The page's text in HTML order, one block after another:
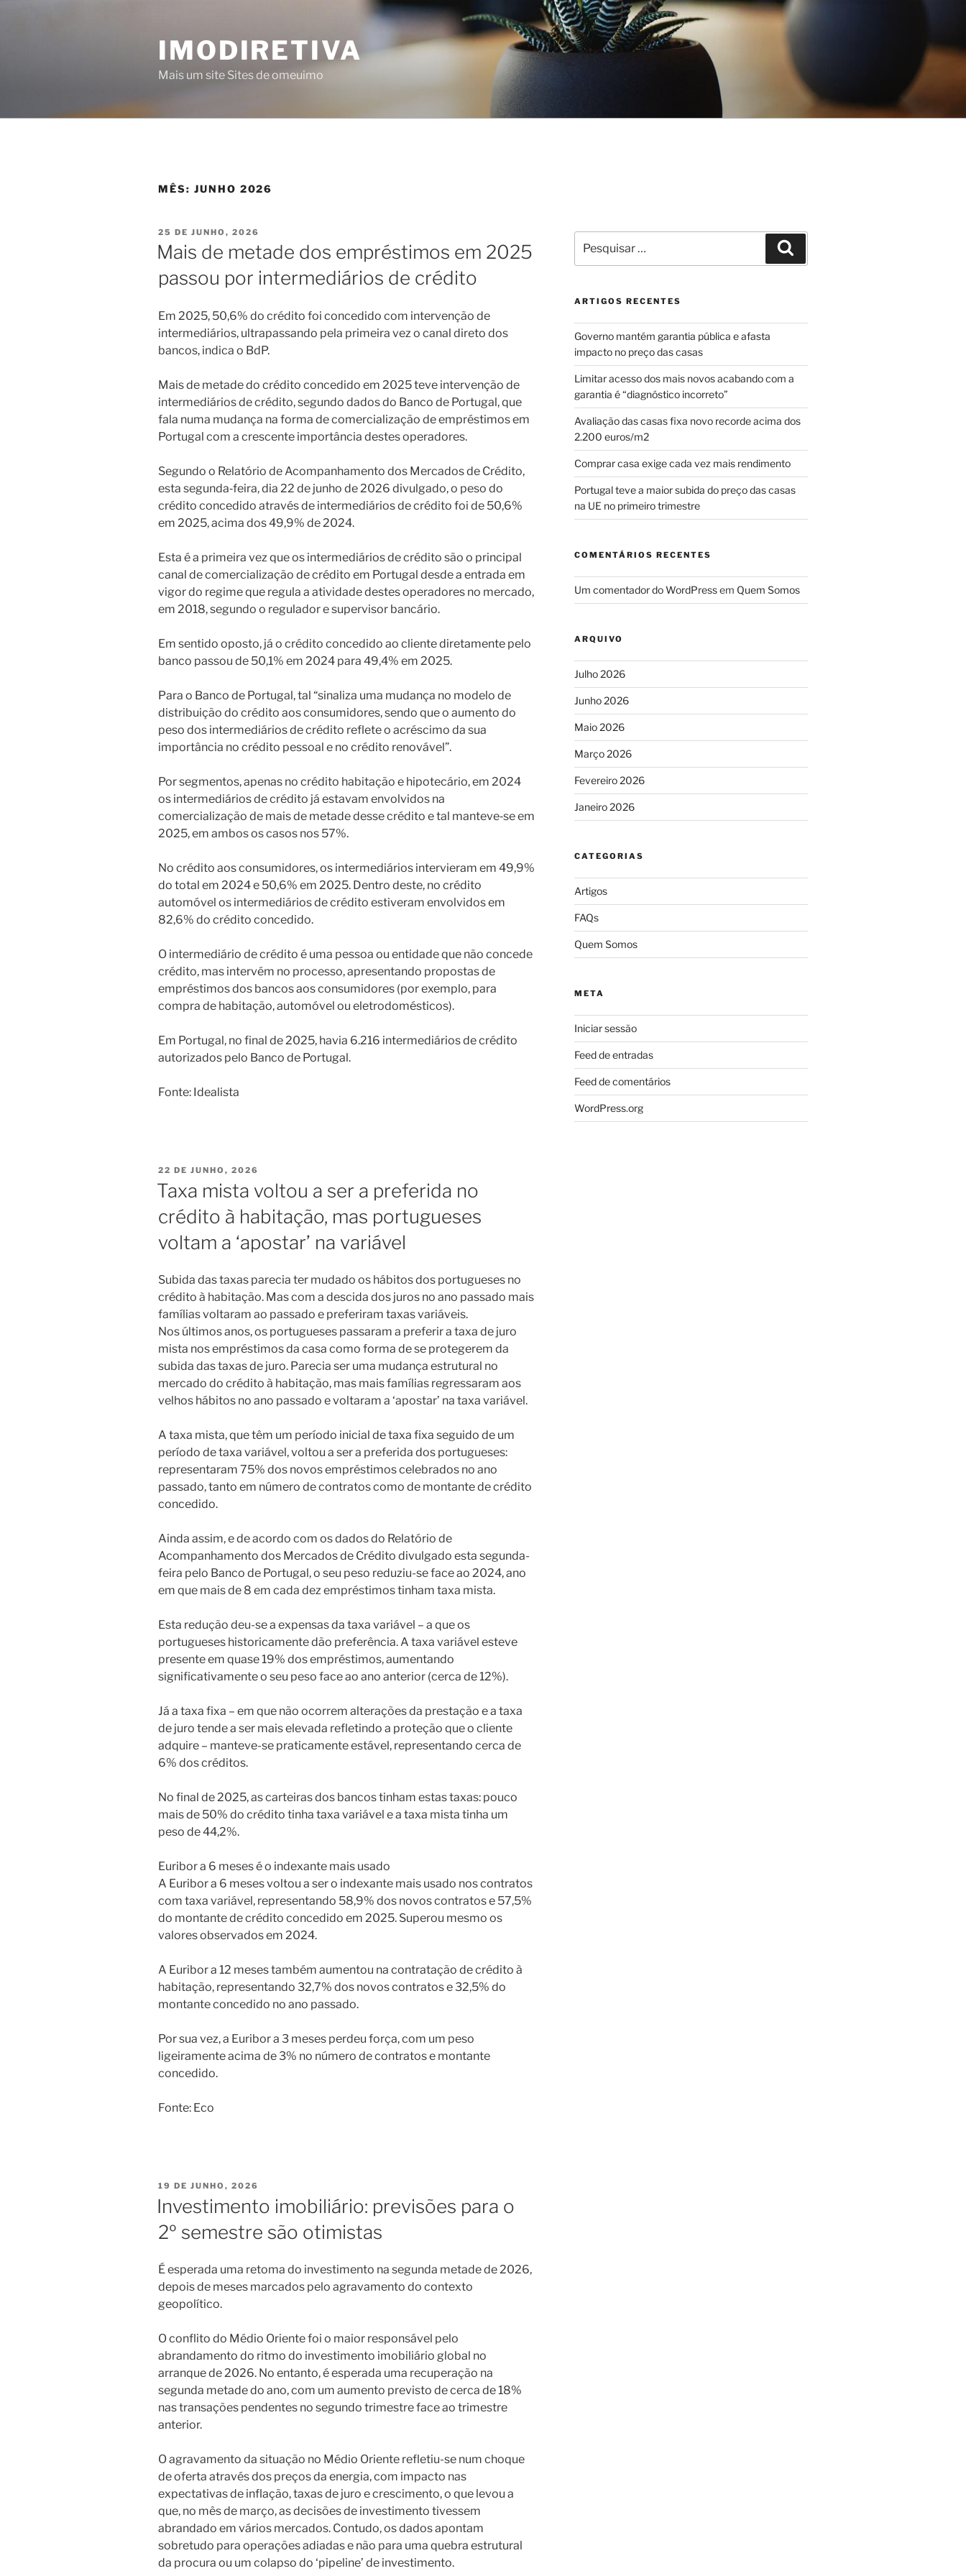
IMODIRETIVA
Mais um site Sites de omeuimo
MÊS: JUNHO 2026
PUBLICADO
EM
25 DE JUNHO, 2026
Mais de metade dos empréstimos em 2025
passou por intermediários de crédito
Em 2025, 50,6% do crédito foi concedido com intervenção de
intermediários, ultrapassando pela primeira vez o canal direto dos
bancos, indica o BdP.
Mais de metade do crédito concedido em 2025 teve intervenção de
intermediários de crédito, segundo dados do Banco de Portugal, que
fala numa mudança na forma de comercialização de empréstimos em
Portugal com a crescente importância destes operadores.
Segundo o Relatório de Acompanhamento dos Mercados de Crédito,
esta segunda‑feira, dia 22 de junho de 2026 divulgado, o peso do
crédito concedido através de intermediários de crédito foi de 50,6%
em 2025, acima dos 49,9% de 2024.
Esta é a primeira vez que os intermediários de crédito são o principal
canal de comercialização de crédito em Portugal desde a entrada em
vigor do regime que regula a atividade destes operadores no mercado,
em 2018, segundo o regulador e supervisor bancário.
Em sentido oposto, já o crédito concedido ao cliente diretamente pelo
banco passou de 50,1% em 2024 para 49,4% em 2025.
Para o Banco de Portugal, tal “sinaliza uma mudança no modelo de
distribuição do crédito aos consumidores, sendo que o aumento do
peso dos intermediários de crédito reflete o acréscimo da sua
importância no crédito pessoal e no crédito renovável”.
Por segmentos, apenas no crédito habitação e hipotecário, em 2024
os intermediários de crédito já estavam envolvidos na
comercialização de mais de metade desse crédito e tal manteve‑se em
2025, em ambos os casos nos 57%.
No crédito aos consumidores, os intermediários intervieram em 49,9%
do total em 2024 e 50,6% em 2025. Dentro deste, no crédito
automóvel os intermediários de crédito estiveram envolvidos em
82,6% do crédito concedido.
O intermediário de crédito é uma pessoa ou entidade que não concede
crédito, mas intervém no processo, apresentando propostas de
empréstimos dos bancos aos consumidores (por exemplo, para
compra de habitação, automóvel ou eletrodomésticos).
Em Portugal, no final de 2025, havia 6.216 intermediários de crédito
autorizados pelo Banco de Portugal.
Fonte: Idealista
PUBLICADO
22 DE JUNHO, 2026
Taxa mista voltou a ser a preferida no
crédito à habitação, mas portugueses
voltam a ‘apostar’ na variável
Subida das taxas parecia ter mudado os hábitos dos portugueses no
crédito à habitação. Mas com a descida dos juros no ano passado mais
famílias voltaram ao passado e preferiram taxas variáveis.
Nos últimos anos, os portugueses passaram a preferir a taxa de juro
mista nos empréstimos da casa como forma de se protegerem da
subida das taxas de juro. Parecia ser uma mudança estrutural no
mercado do crédito à habitação, mas mais famílias regressaram aos
velhos hábitos no ano passado e voltaram a ‘apostar’ na taxa variável.
A taxa mista, que têm um período inicial de taxa fixa seguido de um
período de taxa variável, voltou a ser a preferida dos portugueses:
representaram 75% dos novos empréstimos celebrados no ano
passado, tanto em número de contratos como de montante de crédito
concedido.
Ainda assim, e de acordo com os dados do Relatório de
Acompanhamento dos Mercados de Crédito divulgado esta segunda-
feira pelo Banco de Portugal, o seu peso reduziu-se face ao 2024, ano
em que mais de 8 em cada dez empréstimos tinham taxa mista.
Esta redução deu-se a expensas da taxa variável – a que os
portugueses historicamente dão preferência. A taxa variável esteve
presente em quase 19% dos empréstimos, aumentando
significativamente o seu peso face ao ano anterior (cerca de 12%).
Já a taxa fixa – em que não ocorrem alterações da prestação e a taxa
de juro tende a ser mais elevada refletindo a proteção que o cliente
adquire – manteve-se praticamente estável, representando cerca de
6% dos créditos.
No final de 2025, as carteiras dos bancos tinham estas taxas: pouco
mais de 50% do crédito tinha taxa variável e a taxa mista tinha um
peso de 44,2%.
Euribor a 6 meses é o indexante mais usado
A Euribor a 6 meses voltou a ser o indexante mais usado nos contratos
com taxa variável, representando 58,9% dos novos contratos e 57,5%
do montante de crédito concedido em 2025. Superou mesmo os
valores observados em 2024.
A Euribor a 12 meses também aumentou na contratação de crédito à
habitação, representando 32,7% dos novos contratos e 32,5% do
montante concedido no ano passado.
Por sua vez, a Euribor a 3 meses perdeu força, com um peso
ligeiramente acima de 3% no número de contratos e montante
concedido.
Fonte: Eco
PUBLICADO
EM
19 DE JUNHO, 2026
Investimento imobiliário: previsões para o
2º semestre são otimistas
É esperada uma retoma do investimento na segunda metade de 2026,
depois de meses marcados pelo agravamento do contexto
geopolítico.
O conflito do Médio Oriente foi o maior responsável pelo
abrandamento do ritmo do investimento imobiliário global no
arranque de 2026. No entanto, é esperada uma recuperação na
segunda metade do ano, com um aumento previsto de cerca de 18%
nas transações pendentes no segundo trimestre face ao trimestre
anterior.
O agravamento da situação no Médio Oriente refletiu-se num choque
de oferta através dos preços da energia, com impacto nas
expectativas de inflação, taxas de juro e crescimento, o que levou a
que, no mês de março, as decisões de investimento tivessem
abrandado em vários mercados. Contudo, os dados apontam
sobretudo para operações adiadas e não para uma quebra estrutural
da procura ou um colapso do ‘pipeline’ de investimento.
por:
ARTIGOS RECENTES
Governo mantém garantia pública e afasta
impacto no preço das casas
Limitar acesso dos mais novos acabando com a
garantia é “diagnóstico incorreto”
Avaliação das casas fixa novo recorde acima dos
2.200 euros/m2
Comprar casa exige cada vez mais rendimento
Portugal teve a maior subida do preço das casas
na UE no primeiro trimestre
COMENTÁRIOS RECENTES
Um comentador do WordPressem Quem Somos
ARQUIVO
Julho 2026
Junho 2026
Maio 2026
Março 2026
Fevereiro 2026
Janeiro 2026
CATEGORIAS
Artigos
FAQs
Quem Somos
META
Iniciar sessão
Feed de entradas
Feed de comentários
WordPress.org